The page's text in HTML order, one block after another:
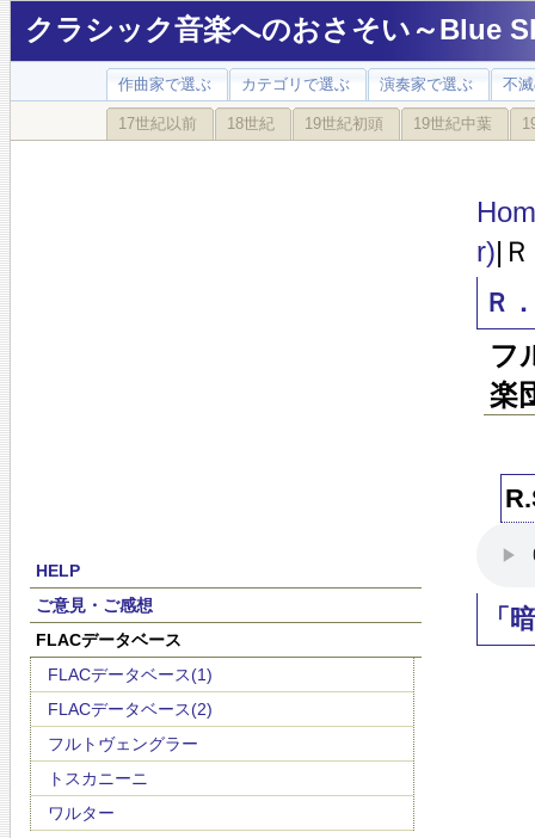
クラシック音楽へのおさそい～Blue
作曲家で選ぶ カテゴリで選ぶ 演奏家で選ぶ 不
17世紀以前 18世紀 19世紀初頭 19世紀中葉
HELP
ご意見・ご感想
FLACデータベース
FLACデータベース(1)
FLACデータベース(2)
フルトヴェングラー
トスカニーニ
ワルター
r)|
Ｒ
フ
楽
「